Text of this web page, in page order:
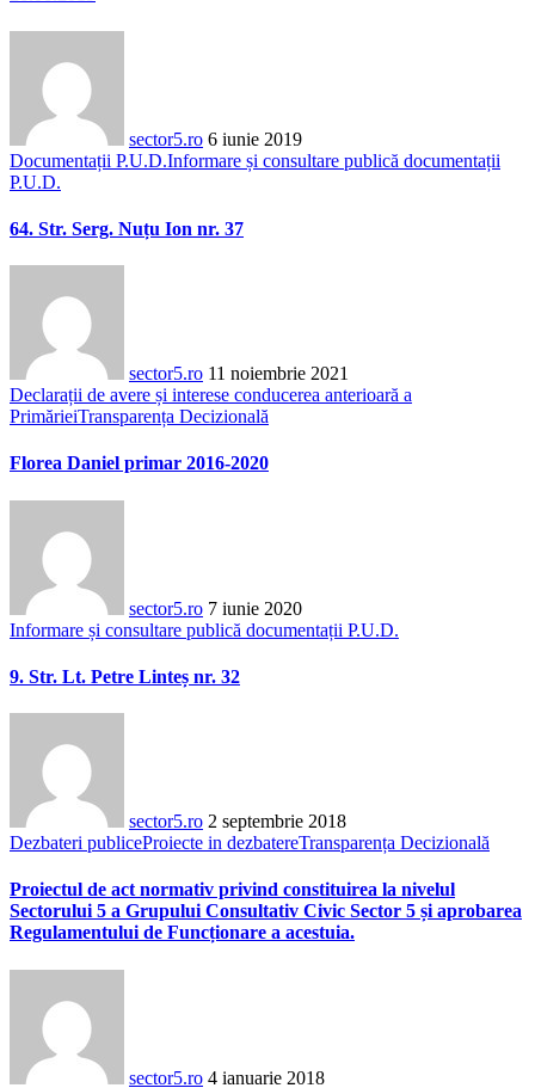
sector5.ro 6 iunie 2019
Documentații P.U.D.Informare și consultare publică documentații
P.U.D.
64. Str. Serg. Nuțu Ion nr. 37
sector5.ro 11 noiembrie 2021
Declarații de avere și interese conducerea anterioară a
PrimărieiTransparența Decizională
Florea Daniel primar 2016-2020
sector5.ro 7 iunie 2020
Informare și consultare publică documentații P.U.D.
9. Str. Lt. Petre Linteș nr. 32
sector5.ro 2 septembrie 2018
Dezbateri publiceProiecte in dezbatereTransparența Decizională
Proiectul de act normativ privind constituirea la nivelul
Sectorului 5 a Grupului Consultativ Civic Sector 5 și aprobarea
Regulamentului de Funcționare a acestuia.
sector5.ro 4 ianuarie 2018